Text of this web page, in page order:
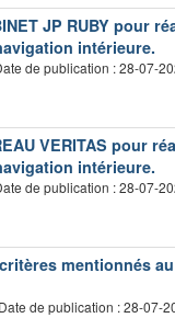
JP RUBY pour
intérieure.
de publication : 28-07-
VERITAS pour
intérieure.
de publication : 28-07-
mentionnés
Date de publication : 28-07-